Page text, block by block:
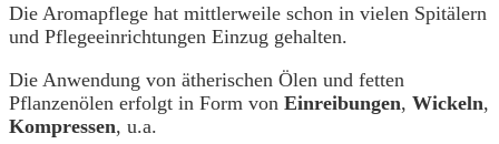
Die Aromapflege hat mittlerweile schon in vielen Spitälern
und Pflegeeinrichtungen Einzug gehalten.
Die Anwendung von ätherischen Ölen und fetten
Pflanzenölen erfolgt in Form von Einreibungen, Wickeln,
Kompressen, u.a.